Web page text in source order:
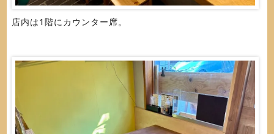
店内は1階にカウンター席。